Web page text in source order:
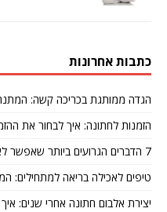
כתבות אחרונות
הגדה ממותגת בכריכה קשה:
הזמנות לחתונה: איך לבחור את
7 הדברים הגרועים ביותר שאפשר לאכול אחרי אימון
טיפים לאכילה בריאה למתחילים:
יצירת אלבום חתונה אחרי שנים: